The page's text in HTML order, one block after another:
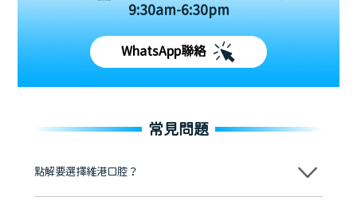
9:30am-6:30pm
WhatsApp聯絡
常見問題
點解要選擇維港口腔？
維港口腔踐行「醫道濟世」的大學校訓，各分院匯聚來自香港、內地的